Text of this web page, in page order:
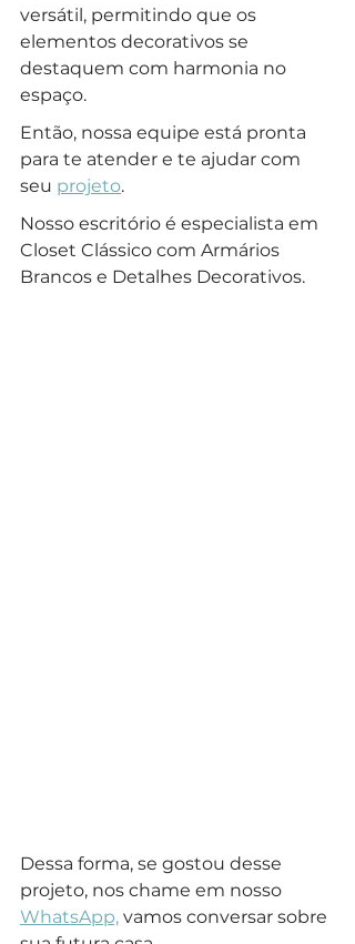
versátil, permitindo que os
elementos decorativos se
destaquem com harmonia no
espaço.
Então, nossa equipe está pronta
para te atender e te ajudar com
seu projeto.
Nosso escritório é especialista em
Closet Clássico com Armários
Brancos e Detalhes Decorativos.
Dessa forma, se gostou desse
projeto, nos chame em nosso
WhatsApp, vamos conversar sobre